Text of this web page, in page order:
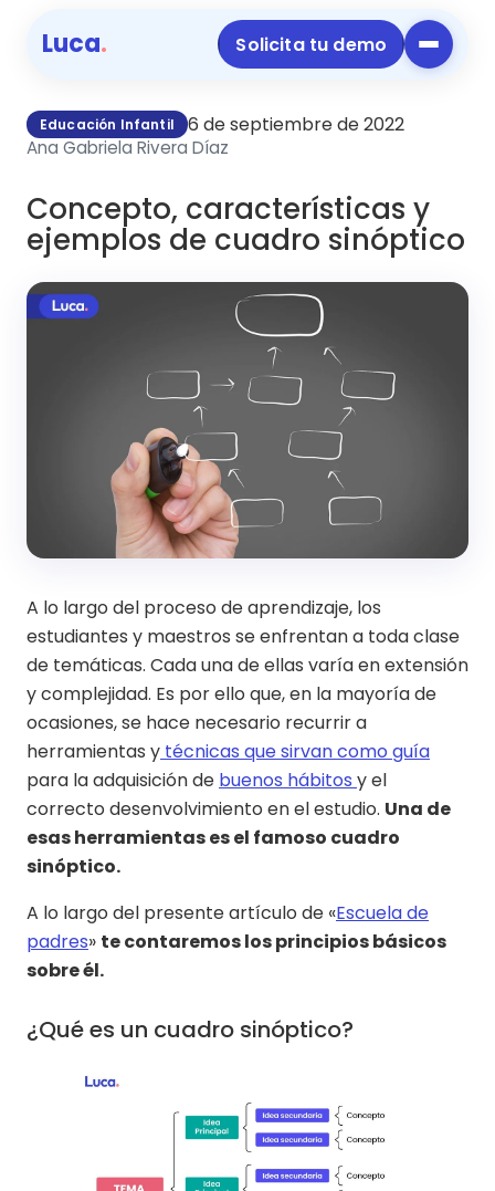
Luca. Solicita tu demo
Educación Infantil 6 de septiembre de 2022
Ana Gabriela Rivera Díaz
Concepto, características y
ejemplos de cuadro sinóptico
A lo largo del proceso de aprendizaje, los
estudiantes y maestros se enfrentan a toda clase
de temáticas. Cada una de ellas varía en extensión
y complejidad. Es por ello que, en la mayoría de
ocasiones, se hace necesario recurrir a
herramientas y técnicas que sirvan como guía
para la adquisición de buenos hábitos y el
correcto desenvolvimiento en el estudio. Una de
esas herramientas es el famoso cuadro
sinóptico.
A lo largo del presente artículo de «Escuela de
padres» te contaremos los principios básicos
sobre él.
¿Qué es un cuadro sinóptico?